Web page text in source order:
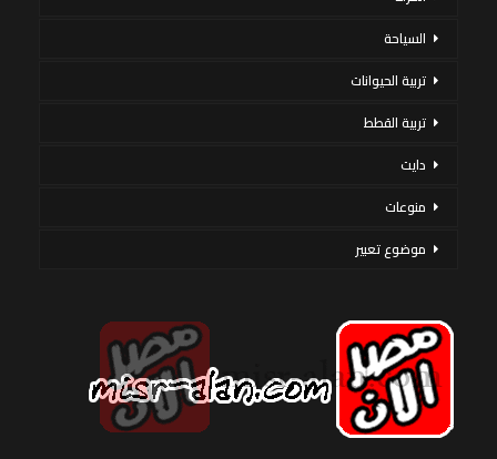
السياحة
تربية الحيوانات
تربية القطط
دايت
منوعات
موضوع تعبير